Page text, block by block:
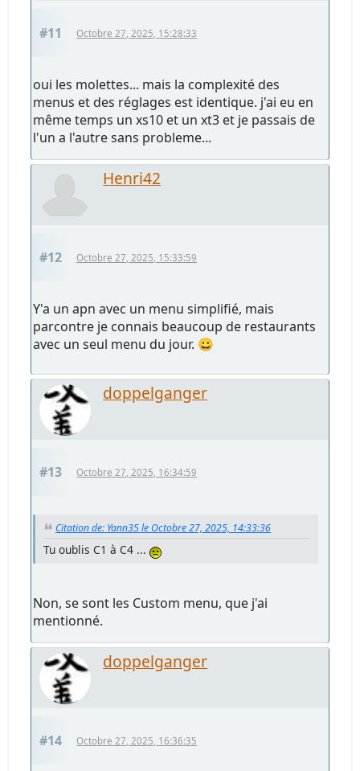
#11 Octobre 27, 2025, 15:28:33
oui les molettes... mais la complexité des
menus et des réglages est identique. j'ai eu en
même temps un xs10 et un xt3 et je passais de
l'un a l'autre sans probleme...
Henri42
#12 Octobre 27, 2025, 15:33:59
Y'a un apn avec un menu simplifié, mais
parcontre je connais beaucoup de restaurants
avec un seul menu du jour. 😀
doppelganger
#13 Octobre 27, 2025, 16:34:59
Citation de: Yann35 le Octobre 27, 2025, 14:33:36
Tu oublis C1 à C4 ...
Non, se sont les Custom menu, que j'ai
mentionné.
doppelganger
#14 Octobre 27, 2025, 16:36:35